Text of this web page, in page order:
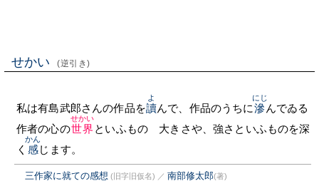
せかい (逆引き)
私は有島武郎さんの作品を讀
よ
んで、作品のうちに滲
にじ
んでゐる
作者の心の世界
せかい
といふものゝ大きさや、強さといふものを深
く 感
かん
じます。
三作家に就ての感想 (旧字旧仮名) ／ 南部修太郎(著)